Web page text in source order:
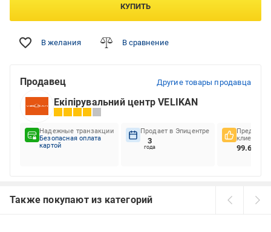
КУПИТЬ
В желания В сравнение
Продавец Другие товары продавца
Екіпірувальний центр VELIKAN
Надежные транзакции
Безопасная оплата
картой
Продает в Эпицентре
3
года
клиентов
99.63%
Также покупают из категорий